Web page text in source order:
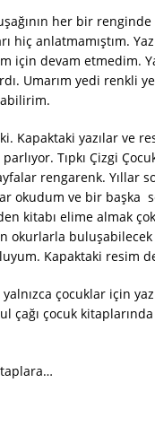
her bir
hiç anlatmamıştım.
için devam etmedim.
Umarım yedi renkli
ki. Kapaktaki yazılar ve
parlıyor. Tıpkı Çizgi
rengarenk. Yıllar
okudum ve bir başka
kitabı elime almak
okurlarla
Kapaktaki resim
çocuklar için
çağı çocuk kitaplarında